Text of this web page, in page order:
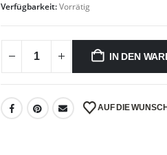
Verfügbarkeit:Vorrätig
IN DEN
AUF DIE